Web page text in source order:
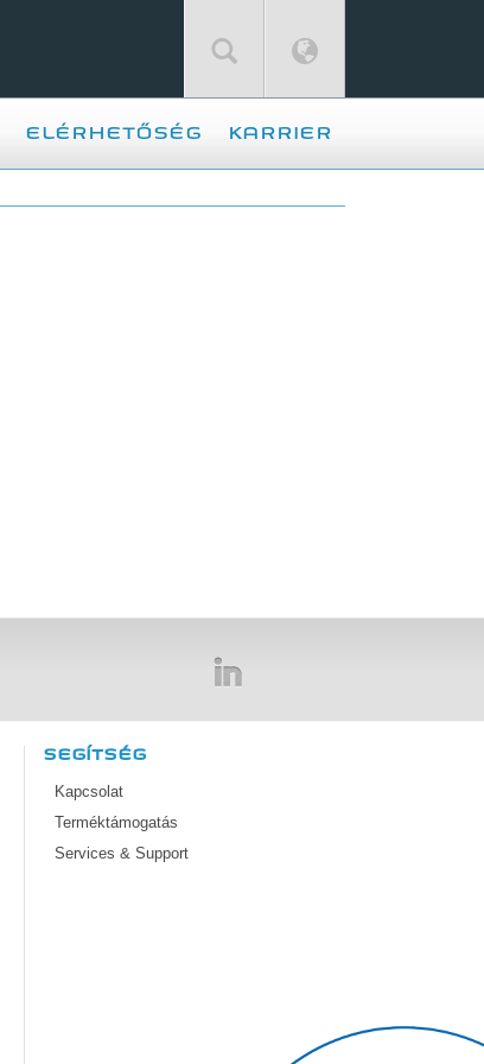
ELÉRHETŐSÉG KARRIER
SEGÍTSÉG
Kapcsolat
Terméktámogatás
Services & Support